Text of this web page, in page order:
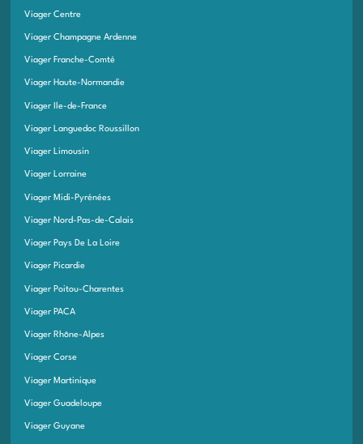
Viager Centre
Viager Champagne Ardenne
Viager Franche-Comté
Viager Haute-Normandie
Viager Ile-de-France
Viager Languedoc Roussillon
Viager Limousin
Viager Lorraine
Viager Midi-Pyrénées
Viager Nord-Pas-de-Calais
Viager Pays De La Loire
Viager Picardie
Viager Poitou-Charentes
Viager PACA
Viager Rhône-Alpes
Viager Corse
Viager Martinique
Viager Guadeloupe
Viager Guyane